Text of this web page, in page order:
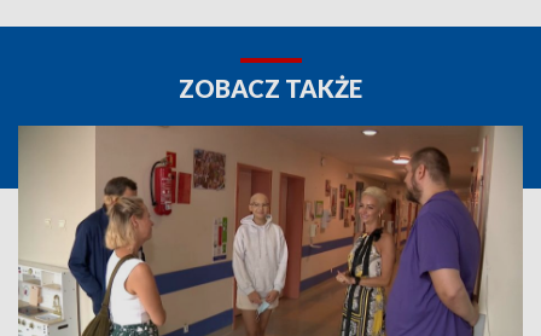
ZOBACZ TAKŻE